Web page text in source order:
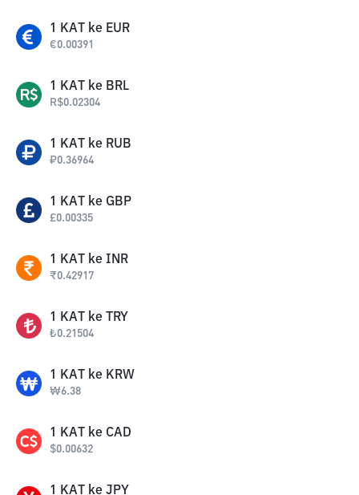
1 KAT ke EUR
€0.00391
1 KAT ke BRL
R$0.02304
1 KAT ke RUB
₽0.36964
1 KAT ke GBP
£0.00335
1 KAT ke INR
₹0.42917
1 KAT ke TRY
₺0.21504
1 KAT ke KRW
₩6.38
1 KAT ke CAD
$0.00632
1 KAT ke JPY